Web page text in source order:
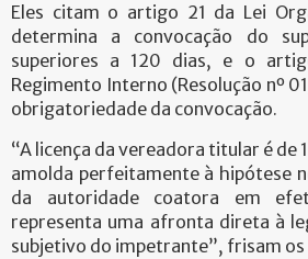
Eles citam o artigo 21 da Lei
determina a convocação do
superiores a 120 dias, e o
Regimento Interno (Resolução nº
obrigatoriedade da convocação.
“A licença da vereadora titular é de
amolda perfeitamente à hipótese
da autoridade coatora em
representa uma afronta direta à
subjetivo do impetrante”, frisam